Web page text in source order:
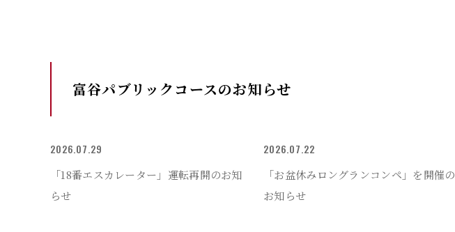
富谷パブリックコースのお知らせ
2026.07.29
「18番エスカレーター」運転再開のお知
らせ
2026.07.22
「お盆休みロングランコンペ」を開催の
お知らせ